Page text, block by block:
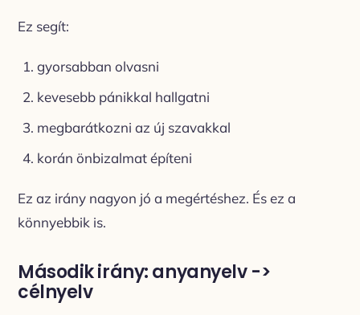
Ez segít:
gyorsabban olvasni
kevesebb pánikkal hallgatni
megbarátkozni az új szavakkal
korán önbizalmat építeni
Ez az irány nagyon jó a megértéshez. És ez a
könnyebbik is.
Második irány: anyanyelv ->
célnyelv